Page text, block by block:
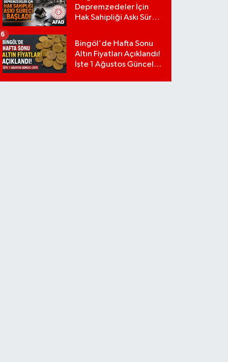
Depremzedeler İçin
Hak Sahipliği Askı Süreci
Bingöl'de Hafta Sonu
Altın Fiyatları Açıklandı!
İşte 1 Ağustos Güncel
6